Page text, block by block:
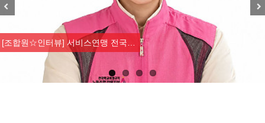
[조합원☆인터뷰] 서비스연맹 전국…